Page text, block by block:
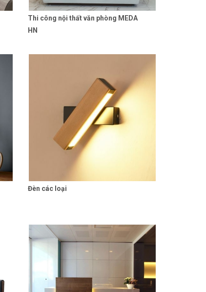
Liên hệ Chi tiết
Thi công nội thất văn phòng MEDA
HN
Liên hệ
Đèn các loại